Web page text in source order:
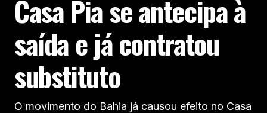
Casa Pia se antecipa à
saída e já contratou
substituto
O movimento do Bahia já causou efeito no Casa